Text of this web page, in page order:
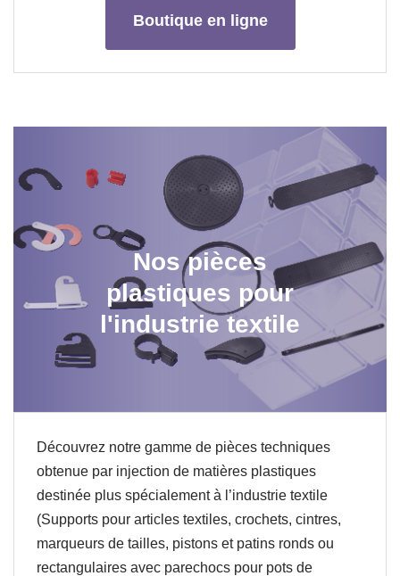
Boutique en ligne
Nos pièces
plastiques pour
l'industrie textile
Découvrez notre gamme de pièces techniques
obtenue par injection de matières plastiques
destinée plus spécialement à l’industrie textile
(Supports pour articles textiles, crochets, cintres,
marqueurs de tailles, pistons et patins ronds ou
rectangulaires avec parechocs pour pots de